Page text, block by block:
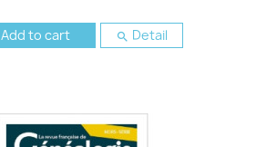
Add to cart  Detail